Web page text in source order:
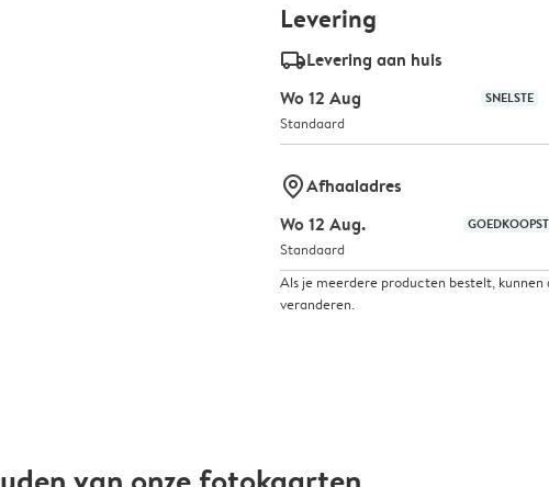
Levering
delivery_standard_v2Levering aan huis
Wo 12 Aug
SNELSTE
Standaard
marker-pinAfhaaladres
Wo 12 Aug.
Standaard
Als je meerdere producten bestelt, kunnen
veranderen.